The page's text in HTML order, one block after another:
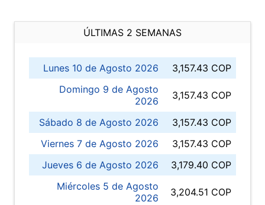
ÚLTIMAS 2 SEMANAS
Lunes 10 de Agosto 2026
3,157.43 COP
Domingo 9 de Agosto
2026
3,157.43 COP
Sábado 8 de Agosto 2026
3,157.43 COP
Viernes 7 de Agosto 2026
3,157.43 COP
Jueves 6 de Agosto 2026
3,179.40 COP
Miércoles 5 de Agosto
2026
3,204.51 COP